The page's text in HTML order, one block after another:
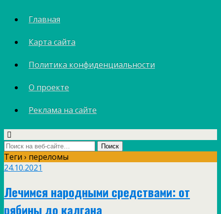
Главная
Карта сайта
Политика конфиденциальности
О проекте
Реклама на сайте
Теги › переломы
24.10.2021
Лечимся народными средствами: от
рябины до калгана